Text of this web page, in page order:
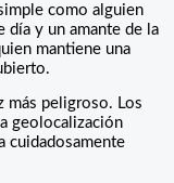
como alguien
día y un amante de la
mantiene una
más peligroso. Los
geolocalización
cuidadosamente